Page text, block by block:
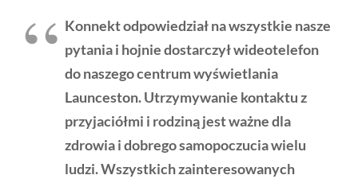
Konnekt odpowiedział na wszystkie nasze
pytania i hojnie dostarczył wideotelefon
do naszego centrum wyświetlania
Launceston. Utrzymywanie kontaktu z
przyjaciółmi i rodziną jest ważne dla
zdrowia i dobrego samopoczucia wielu
ludzi. Wszystkich zainteresowanych